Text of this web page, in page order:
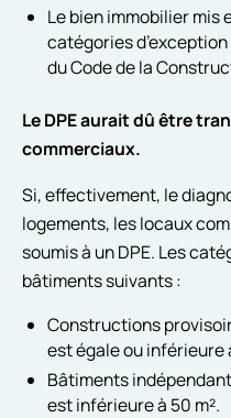
Le bien immobilier mis
catégories d’exception
du Code de la
Le DPE aurait dû être
commerciaux.
Si, effectivement, le
logements, les locaux
soumis à un DPE. Les
bâtiments suivants :
Constructions
est égale ou inférieure
Bâtiments
est inférieure à 50 m².